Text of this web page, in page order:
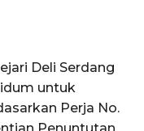
Deli Serdang
untuk
Perja No.